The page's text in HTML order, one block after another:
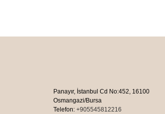
Panayır, İstanbul Cd No:452, 16100
Osmangazi/Bursa
Telefon: +905545812216